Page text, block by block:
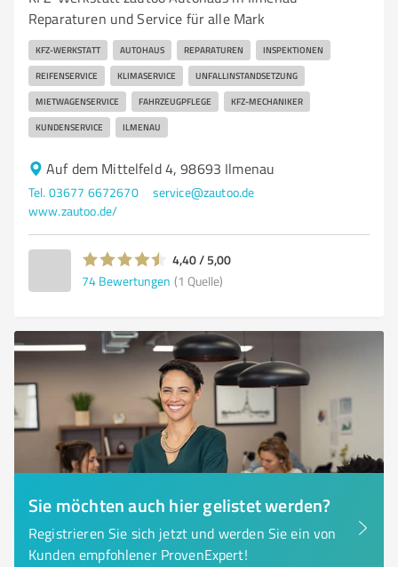
Reparaturen und Service für alle Mark
KFZ-WERKSTATT AUTOHAUS REPARATUREN INSPEKTIONEN
REIFENSERVICE KLIMASERVICE UNFALLINSTANDSETZUNG
MIETWAGENSERVICE FAHRZEUGPFLEGE KFZ-MECHANIKER
KUNDENSERVICE ILMENAU
Auf dem Mittelfeld 4, 98693 Ilmenau
Tel. 03677 6672670
service@zautoo.de
www.zautoo.de/
4,40 / 5,00
74 Bewertungen (1 Quelle)
Sie möchten auch hier gelistet werden?
Registrieren Sie sich jetzt und werden Sie ein von
Kunden empfohlener ProvenExpert!